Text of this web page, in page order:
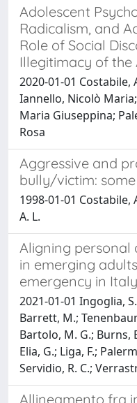
Adolescent
Radicalism, and
Role of Social
Illegitimacy of the
2020-01-01 Costabile,
Iannello, Nicolò
Maria Giuseppina;
Rosa
Aggressive and
bully/victim:
1998-01-01 Costabile,
A. L.
Aligning personal
in emerging
emergency in Italy
2021-01-01 Ingoglia,
Barrett, M.;
Bartolo, M. G.; Burns,
Elia, G.; Liga, F.;
Servidio, R. C.;
Allineamento fra